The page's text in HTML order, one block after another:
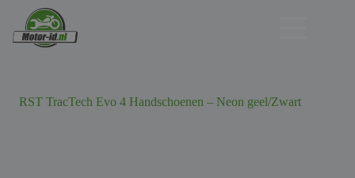
RST TracTech Evo 4 Handschoenen – Neon geel/Zwart